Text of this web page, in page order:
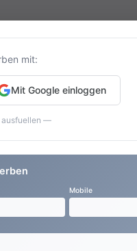
mit:
Mit Google einloggen
ausfuellen —
Mobile